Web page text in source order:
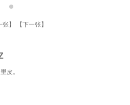
张】 【下一张】
皮。